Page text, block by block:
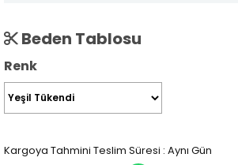
Beden Tablosu
Renk
Kargoya Tahmini Teslim Süresi : Aynı Gün